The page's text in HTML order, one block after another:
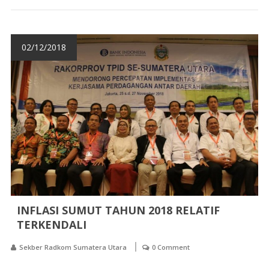
02/12/2018
INFLASI SUMUT TAHUN 2018 RELATIF
TERKENDALI
Sekber Radkom Sumatera Utara 0 Comment